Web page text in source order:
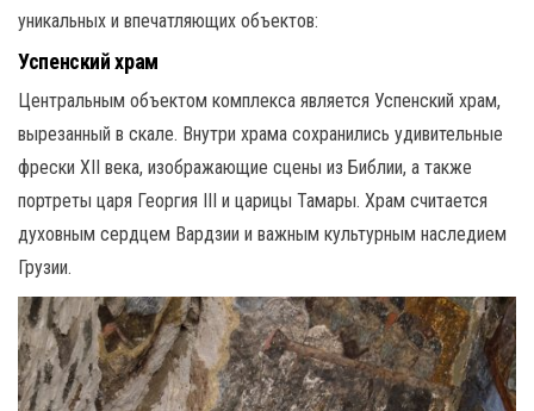
уникальных и впечатляющих объектов:
Успенский храм
Центральным объектом комплекса является Успенский храм,
вырезанный в скале. Внутри храма сохранились удивительные
фрески XII века, изображающие сцены из Библии, а также
портреты царя Георгия III и царицы Тамары. Храм считается
духовным сердцем Вардзии и важным культурным наследием
Грузии.